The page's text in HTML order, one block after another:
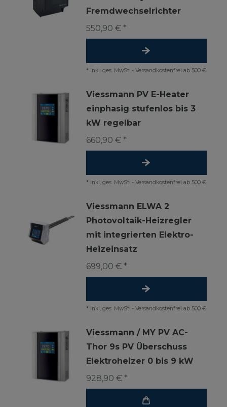
Fremdwechselrichter
550,90 € *
* inkl. ges. MwSt. - Versandkostenfrei ab 500 €
Viessmann PV E-Heater
einphasig stufenlos bis 3
kW regelbar
660,90 € *
* inkl. ges. MwSt. - Versandkostenfrei ab 500 €
Viessmann ELWA 2
Photovoltaik-Heizregler
mit integrierten Elektro-
Heizeinsatz
699,00 € *
* inkl. ges. MwSt. - Versandkostenfrei ab 500 €
Viessmann / MY PV AC-
Thor 9s PV Überschuss
Elektroheizer 0 bis 9 kW
928,90 € *